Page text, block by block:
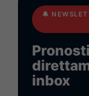
🔔
inbox